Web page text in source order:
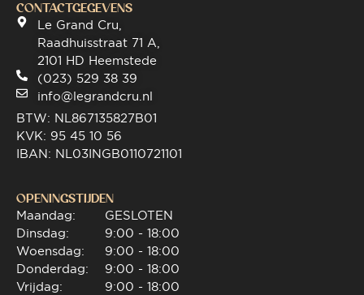
CONTACTGEGEVENS
Le Grand Cru,
Raadhuisstraat 71 A,
2101 HD Heemstede
(023) 529 38 39
info@legrandcru.nl
BTW: NL867135827B01
KVK: 95 45 10 56
IBAN: NL03INGB0110721101
OPENINGSTIJDEN
Maandag:
Dinsdag:
Woensdag:
Donderdag:
Vrijdag:
GESLOTEN
9:00 - 18:00
9:00 - 18:00
9:00 - 18:00
9:00 - 18:00